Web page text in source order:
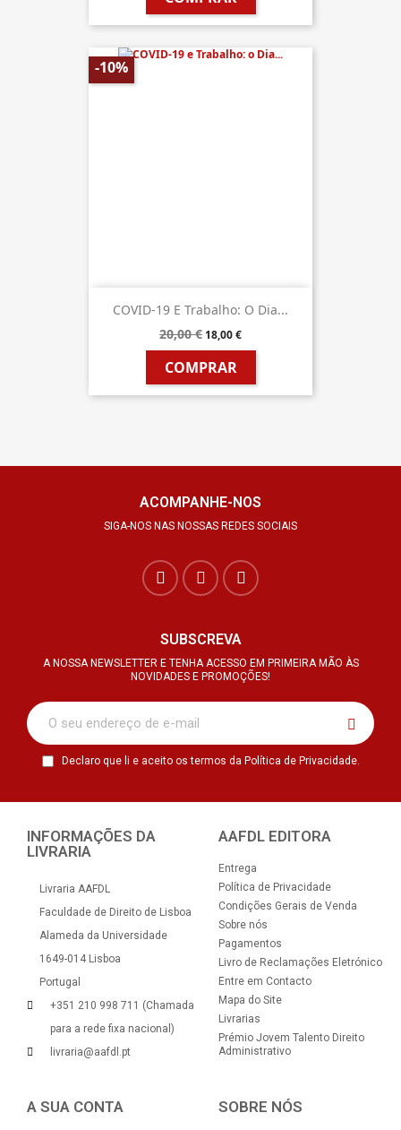
COVID-19 E Trabalho: O Dia...
20,00 € 18,00 €
COMPRAR
-10%
ACOMPANHE-NOS
SIGA-NOS NAS NOSSAS REDES SOCIAIS
SUBSCREVA
A NOSSA NEWSLETTER E TENHA ACESSO EM PRIMEIRA MÃO ÀS
NOVIDADES E PROMOÇÕES!
Declaro que li e aceito os termos da Política de Privacidade.
INFORMAÇÕES DA
LIVRARIA
Livraria AAFDL
Faculdade de Direito de Lisboa
Alameda da Universidade
1649-014 Lisboa
Portugal
+351 210 998 711 (Chamada
para a rede fixa nacional)
livraria@aafdl.pt
AAFDL EDITORA
Entrega
Política de Privacidade
Condições Gerais de Venda
Sobre nós
Pagamentos
Livro de Reclamações Eletrónico
Entre em Contacto
Mapa do Site
Livrarias
Prémio Jovem Talento Direito
Administrativo
A SUA CONTA SOBRE NÓS